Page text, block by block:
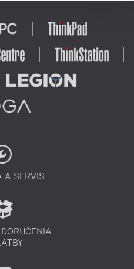
A SERVIS